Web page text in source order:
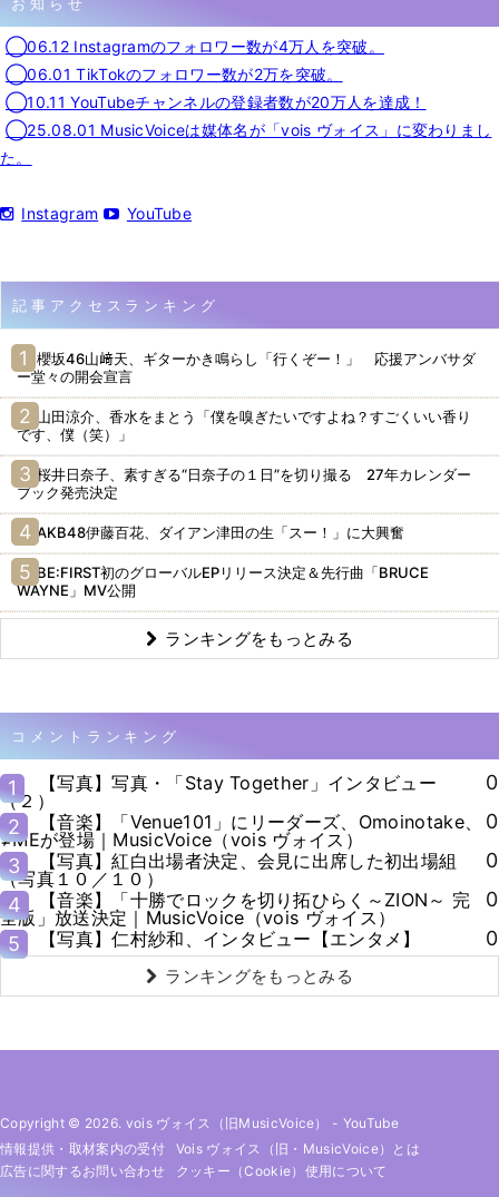
お知らせ
◯06.12 Instagramのフォロワー数が4万人を突破。
◯06.01 TikTokのフォロワー数が2万を突破。
◯10.11 YouTubeチャンネルの登録者数が20万人を達成！
◯25.08.01 MusicVoiceは媒体名が「vois ヴォイス」に変わりまし
た。
Instagram YouTube
記事アクセスランキング
櫻坂46山﨑天、ギターかき鳴らし「行くぞー！」 応援アンバサダ
ー堂々の開会宣言
山田涼介、香水をまとう「僕を嗅ぎたいですよね？すごくいい香り
です、僕（笑）」
桜井日奈子、素すぎる“日奈子の１日”を切り撮る 27年カレンダー
ブック発売決定
AKB48伊藤百花、ダイアン津田の生「スー！」に大興奮
BE:FIRST初のグローバルEPリリース決定＆先行曲「BRUCE
WAYNE」MV公開
ランキングをもっとみる
コメントランキング
1
【写真】写真・「Stay Together」インタビュー
（２）
0
2
【音楽】「Venue101」にリーダーズ、Omoinotake、
≠MEが登場｜MusicVoice（vois ヴォイス）
0
3
【写真】紅白出場者決定、会見に出席した初出場組
（写真１０／１０）
0
4
【音楽】「十勝でロックを切り拓ひらく～ZION～ 完
全版」放送決定｜MusicVoice（vois ヴォイス）
0
5
【写真】仁村紗和、インタビュー【エンタメ】 0
ランキングをもっとみる
Copyright © 2026. vois ヴォイス（旧MusicVoice） - YouTube
情報提供・取材案内の受付
Vois ヴォイス（旧・MusicVoice）とは
広告に関するお問い合わせ
クッキー（cookie）使用について